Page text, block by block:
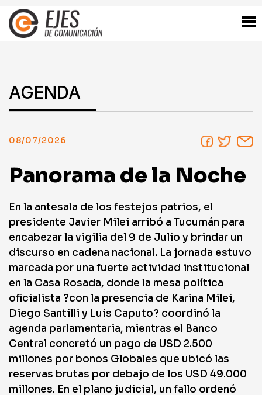
AGENDA
08/07/2026
Panorama de la Noche
En la antesala de los festejos patrios, el
presidente Javier Milei arribó a Tucumán para
encabezar la vigilia del 9 de Julio y brindar un
discurso en cadena nacional. La jornada estuvo
marcada por una fuerte actividad institucional
en la Casa Rosada, donde la mesa política
oficialista ?con la presencia de Karina Milei,
Diego Santilli y Luis Caputo? coordinó la
agenda parlamentaria, mientras el Banco
Central concretó un pago de USD 2.500
millones por bonos Globales que ubicó las
reservas brutas por debajo de los USD 49.000
millones. En el plano judicial, un fallo ordenó